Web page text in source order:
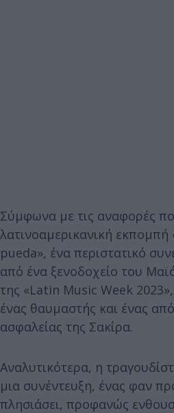
Σύμφωνα με τις αναφορές
λατινοαμερικανική
pueda», ένα περιστατικό
από ένα ξενοδοχείο του
της «Latin Music Week
ένας θαυμαστής και ένας
ασφαλείας της Σακίρα.
Αναλυτικότερα, η
μια συνέντευξη, ένας φαν
πλησιάσει, προφανώς